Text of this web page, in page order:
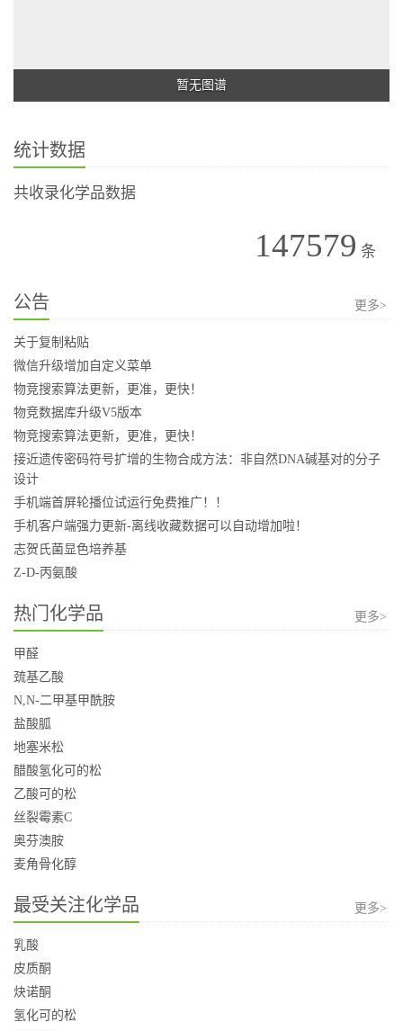
暂无图谱
统计数据
共收录化学品数据
147579 条
公告 更多>
关于复制粘贴
微信升级增加自定义菜单
物竞搜索算法更新，更准，更快！
物竞数据库升级V5版本
物竞搜索算法更新，更准，更快！
接近遗传密码符号扩增的生物合成方法：非自然DNA碱基对的分子
设计
手机端首屏轮播位试运行免费推广！！
手机客户端强力更新-离线收藏数据可以自动增加啦！
志贺氏菌显色培养基
Z-D-丙氨酸
热门化学品 更多>
甲醛
巯基乙酸
N,N-二甲基甲酰胺
盐酸胍
地塞米松
醋酸氢化可的松
乙酸可的松
丝裂霉素C
奥芬澳胺
麦角骨化醇
最受关注化学品 更多>
乳酸
皮质酮
炔诺酮
氢化可的松